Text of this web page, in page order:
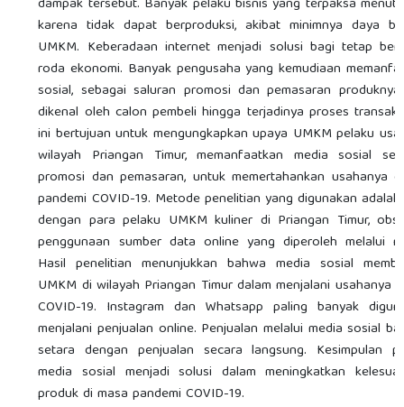
karena tidak dapat berproduksi, akibat minimnya daya
UMKM. Keberadaan internet menjadi solusi bagi tetap
roda ekonomi. Banyak pengusaha yang kemudiaan
sosial, sebagai saluran promosi dan pemasaran
dikenal oleh calon pembeli hingga terjadinya proses
ini bertujuan untuk mengungkapkan upaya UMKM pelaku
wilayah Priangan Timur, memanfaatkan media sosial
promosi dan pemasaran, untuk memertahankan usahanya
pandemi COVID-19. Metode penelitian yang digunakan
dengan para pelaku UMKM kuliner di Priangan Timur,
penggunaan sumber data online yang diperoleh melalui
Hasil penelitian menunjukkan bahwa media sosial
UMKM di wilayah Priangan Timur dalam menjalani usahanya
COVID-19. Instagram dan Whatsapp paling banyak
menjalani penjualan online. Penjualan melalui media sosial
setara dengan penjualan secara langsung. Kesimpulan
media sosial menjadi solusi dalam meningkatkan
produk di masa pandemi COVID-19.